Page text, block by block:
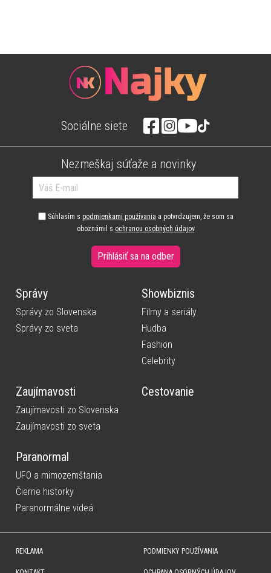
Sociálne siete
Nezmeškaj súťaže a novinky
Súhlasím s podmienkami používania a potvrdzujem, že som sa
oboznámil s ochranou osobných údajov
Prihlásiť sa na odber
Správy
Správy zo Slovenska
Správy zo sveta
Showbiznis
Filmy a seriály
Hudba
Fashion
Celebrity
Zaujímavosti
Zaujímavosti zo Slovenska
Zaujímavosti zo sveta
Cestovanie
Paranormal
UFO a mimozemštania
Čierne historky
Paranormálne videá
REKLAMA PODMIENKY POUŽÍVANIA